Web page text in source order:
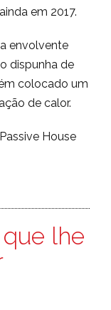
em 2017.
envolvente
dispunha de
colocado um
de calor.
House
lhe